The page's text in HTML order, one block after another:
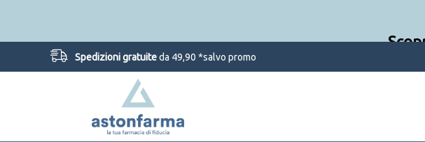
Spedizioni gratuiteda 49,90 *salvo promo